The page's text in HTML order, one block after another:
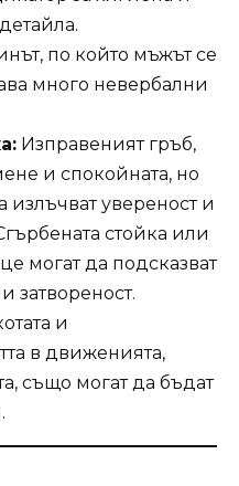
по който мъжът се
много невербални
Изправеният гръб,
и спокойната, но
излъчват увереност и
стойка или
могат да подсказват
затвореност.
и
в движенията,
също могат да бъдат